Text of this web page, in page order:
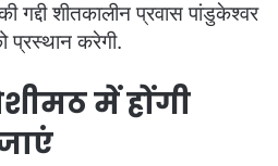
गद्दी शीतकालीन प्रवास पांडुकेश्वर
प्रस्थान करेगी.
में होंगी